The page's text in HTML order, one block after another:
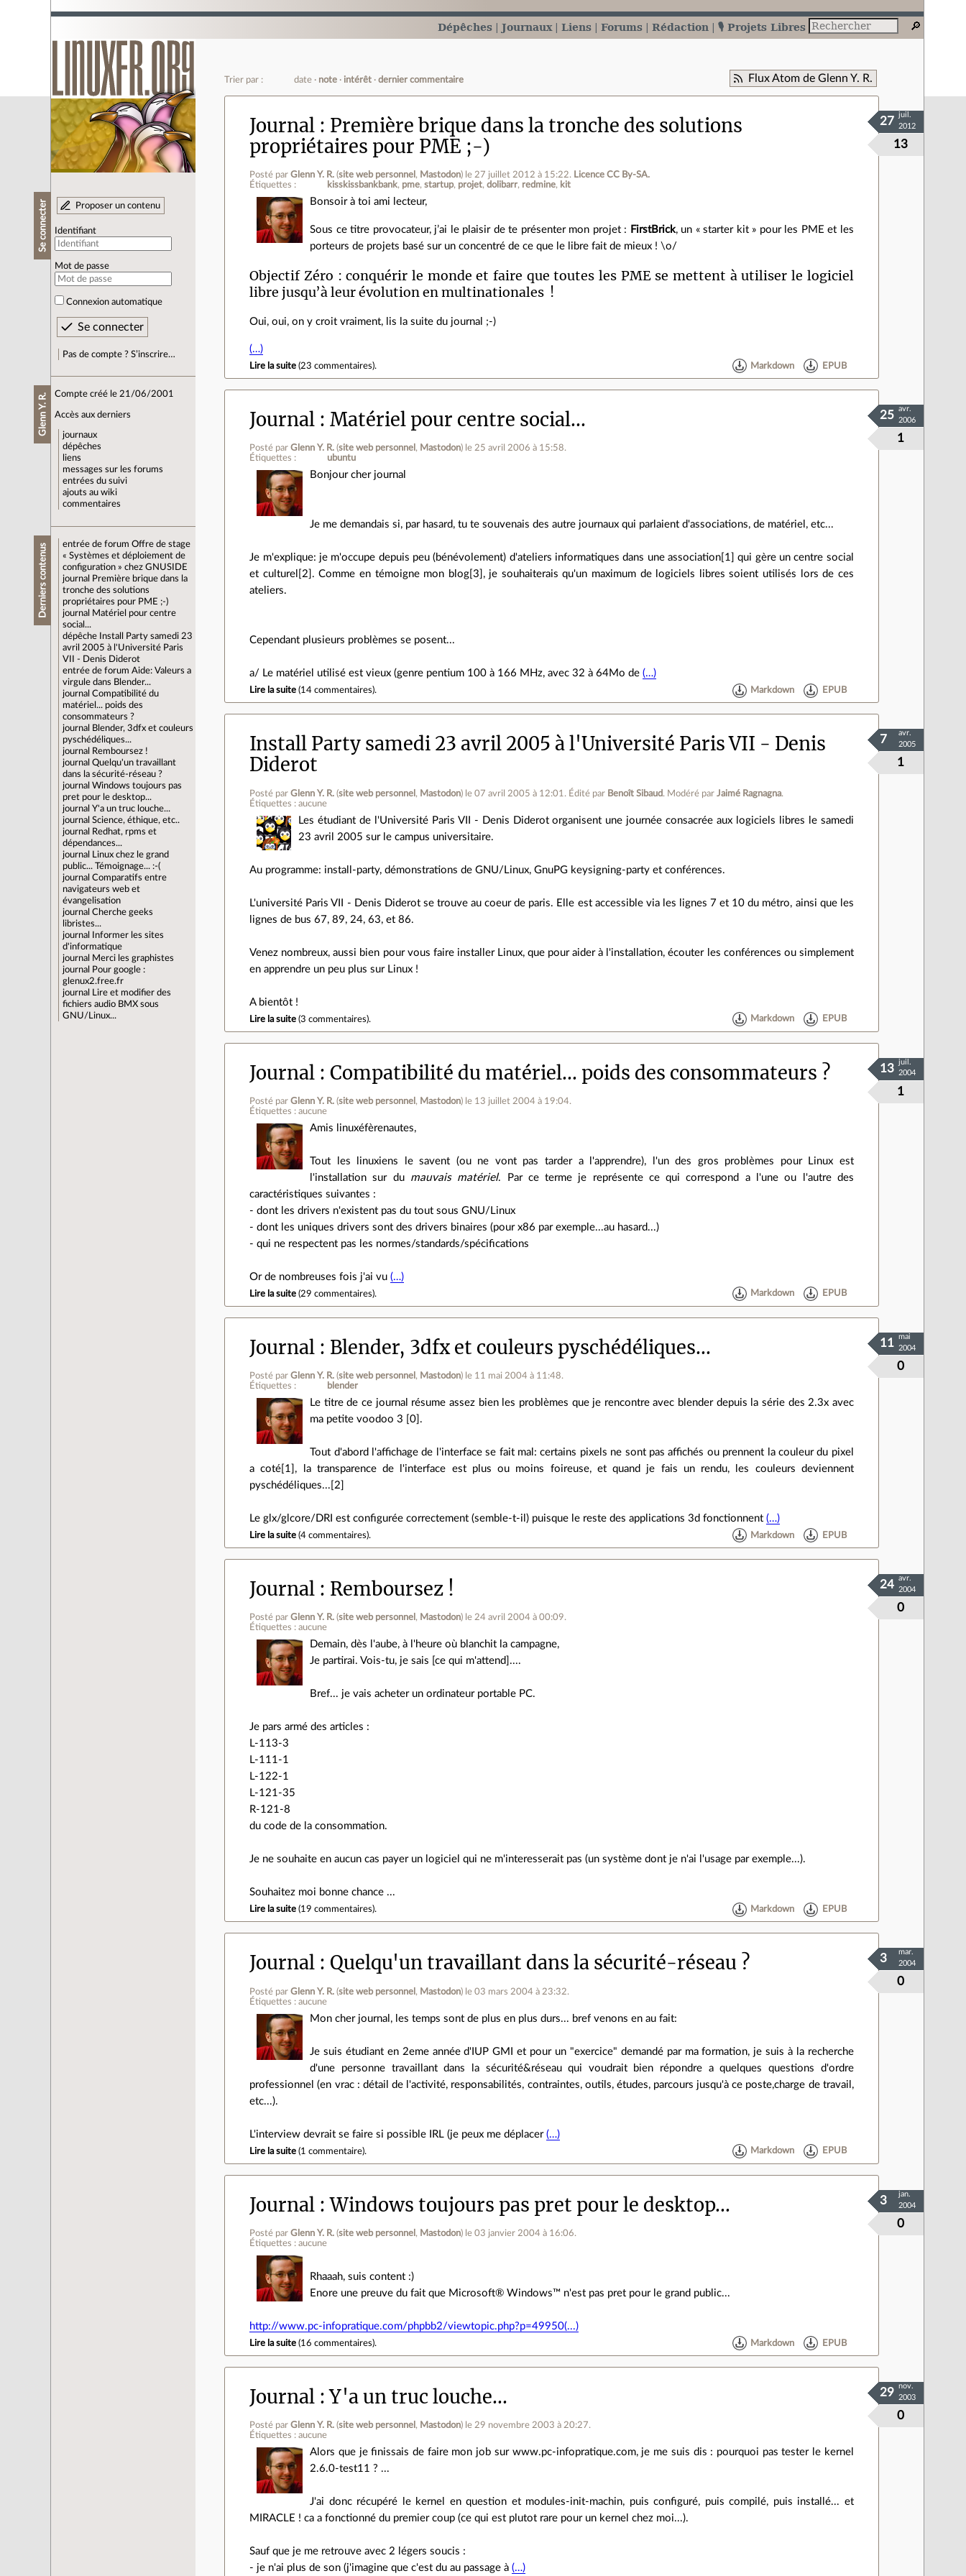
Dépêches Journaux Liens Forums Rédaction 🎙️ Projets Libres
Se connecter Proposer un contenu
Identifiant
Mot de passe
Connexion automatique
Pas de compte ? S’inscrire…
Glenn Y. R. Compte créé le 21/06/2001
Accès aux derniers
journaux
dépêches
liens
messages sur les forums
entrées du suivi
ajouts au wiki
commentaires
Derniers contenus entrée de forum Offre de stage
« Systèmes et déploiement de
configuration » chez GNUSIDE
journal
Première brique dans la
tronche des solutions
propriétaires pour PME ;-)
journal
Matériel pour centre
social...
dépêche
Install Party samedi 23
avril 2005 à l'Université Paris
VII - Denis Diderot
entrée de forum Aide: Valeurs a
virgule dans Blender...
journal Compatibilité du
matériel... poids des
consommateurs ?
journal
Blender, 3dfx et couleurs
pyschédéliques...
journal
Remboursez !
journal Quelqu'un travaillant
dans la sécurité-réseau ?
journal Windows toujours pas
pret pour le desktop...
journal Y'a un truc louche...
journal Science, éthique, etc..
journal
Redhat, rpms et
dépendances...
journal
Linux chez le grand
public... Témoignage... :-(
journal Comparatifs entre
navigateurs web et
évangelisation
journal Cherche geeks
libristes...
journal
Informer les sites
d'informatique
journal
Merci les graphistes
journal
Pour google :
glenux2.free.fr
journal
Lire et modifier des
fichiers audio BMX sous
GNU/Linux...
Flux Atom de Glenn Y. R.
Trier par : date note intérêt dernier commentaire
Journal
Première brique dans la tronche des solutions
propriétaires pour PME ;-)
Posté parGlenn Y. R. (site web personnel , Mastodon) le 27 juillet 2012 à 15:22. Licence CC By‑SA.
Étiquettes :
kisskissbankbank pme startup projet dolibarr redmine kit
13
27
juil.
2012
Bonsoir à toi ami lecteur,
Sous ce titre provocateur, j’ai le plaisir de te présenter mon projet : FirstBrick, un « starter kit » pour les PME et les
porteurs de projets basé sur un concentré de ce que le libre fait de mieux ! \o/
Objectif Zéro : conquérir le monde et faire que toutes les PME se mettent à utiliser le logiciel
libre jusqu’à leur évolution en multinationales !
Oui, oui, on y croit vraiment, lis la suite du journal ;-)
(…)
Lire la suite (23 commentaires). Markdown EPUB
Journal Matériel pour centre social...
Posté parGlenn Y. R. (site web personnel , Mastodon) le 25 avril 2006 à 15:58.
Étiquettes :
ubuntu
1
25
avr.
2006
Bonjour cher journal
Je me demandais si, par hasard, tu te souvenais des autre journaux qui parlaient d'associations, de matériel, etc...
Je m'explique: je m'occupe depuis peu (bénévolement) d'ateliers informatiques dans une association[1] qui gère un centre social
et culturel[2]. Comme en témoigne mon blog[3], je souhaiterais qu'un maximum de logiciels libres soient utilisés lors de ces
ateliers.
Cependant plusieurs problèmes se posent...
a/ Le matériel utilisé est vieux (genre pentium 100 à 166 MHz, avec 32 à 64Mo de(…)
Lire la suite (14 commentaires). Markdown EPUB
Install Party samedi 23 avril 2005 à l'Université Paris VII - Denis
Diderot
Posté parGlenn Y. R. (site web personnel , Mastodon) le 07 avril 2005 à 12:01 . Édité par Benoît Sibaud. Modéré parJaimé Ragnagna.
Étiquettes : aucune
1
7
avr.
2005
Les étudiant de l'Université Paris VII - Denis Diderot organisent une journée consacrée aux logiciels libres le samedi
23 avril 2005 sur le campus universitaire.
Au programme: install-party, démonstrations de GNU/Linux, GnuPG keysigning-party et conférences.
L'université Paris VII - Denis Diderot se trouve au coeur de paris. Elle est accessible via les lignes 7 et 10 du métro, ainsi que les
lignes de bus 67, 89, 24, 63, et 86.
Venez nombreux, aussi bien pour vous faire installer Linux, que pour aider à l'installation, écouter les conférences ou simplement
en apprendre un peu plus sur Linux !
A bientôt !
Lire la suite (3 commentaires). Markdown EPUB
Journal Compatibilité du matériel... poids des consommateurs ?
Posté parGlenn Y. R. (site web personnel , Mastodon) le 13 juillet 2004 à 19:04.
Étiquettes : aucune
1
13
juil.
2004
Amis linuxéfèrenautes,
Tout les linuxiens le savent (ou ne vont pas tarder a l'apprendre), l'un des gros problèmes pour Linux est
l'installation sur du mauvais matériel. Par ce terme je représente ce qui correspond a l'une ou l'autre des
caractéristiques suivantes :
- dont les drivers n'existent pas du tout sous GNU/Linux
- dont les uniques drivers sont des drivers binaires (pour x86 par exemple...au hasard...)
- qui ne respectent pas les normes/standards/spécifications
Or de nombreuses fois j'ai vu(…)
Lire la suite (29 commentaires). Markdown EPUB
Journal Blender, 3dfx et couleurs pyschédéliques...
Posté parGlenn Y. R. (site web personnel , Mastodon) le 11 mai 2004 à 11:48.
Étiquettes :
blender
0
11
mai
2004
Le titre de ce journal résume assez bien les problèmes que je rencontre avec blender depuis la série des 2.3x avec
ma petite voodoo 3 [0].
Tout d'abord l'affichage de l'interface se fait mal: certains pixels ne sont pas affichés ou prennent la couleur du pixel
a coté[1], la transparence de l'interface est plus ou moins foireuse, et quand je fais un rendu, les couleurs deviennent
pyschédéliques...[2]
Le glx/glcore/DRI est configurée correctement (semble-t-il) puisque le reste des applications 3d fonctionnent(…)
Lire la suite (4 commentaires). Markdown EPUB
Journal Remboursez !
Posté parGlenn Y. R. (site web personnel , Mastodon) le 24 avril 2004 à 00:09.
Étiquettes : aucune
0
24
avr.
2004
Demain, dès l'aube, à l'heure où blanchit la campagne,
Je partirai. Vois-tu, je sais [ce qui m'attend]....
Bref... je vais acheter un ordinateur portable PC.
Je pars armé des articles :
L-113-3
L-111-1
L-122-1
L-121-35
R-121-8
du code de la consommation.
Je ne souhaite en aucun cas payer un logiciel qui ne m'interesserait pas (un système dont je n'ai l'usage par exemple...).
Souhaitez moi bonne chance ...
Lire la suite (19 commentaires). Markdown EPUB
Journal Quelqu'un travaillant dans la sécurité-réseau ?
Posté parGlenn Y. R. (site web personnel , Mastodon) le 03 mars 2004 à 23:32.
Étiquettes : aucune
0
3
mar.
2004
Mon cher journal, les temps sont de plus en plus durs... bref venons en au fait:
Je suis étudiant en 2eme année d'IUP GMI et pour un "exercice" demandé par ma formation, je suis à la recherche
d'une personne travaillant dans la sécurité&réseau qui voudrait bien répondre a quelques questions d'ordre
professionnel (en vrac : détail de l'activité, responsabilités, contraintes, outils, études, parcours jusqu'à ce poste,charge de travail,
etc...).
L'interview devrait se faire si possible IRL (je peux me déplacer(…)
Lire la suite (1 commentaire). Markdown EPUB
Journal Windows toujours pas pret pour le desktop...
Posté parGlenn Y. R. (site web personnel , Mastodon) le 03 janvier 2004 à 16:06.
Étiquettes : aucune
0
3
jan.
2004
Rhaaah, suis content :)
Enore une preuve du fait que Microsoft® Windows™ n'est pas pret pour le grand public...
http://www.pc-infopratique.com/phpbb2/viewtopic.php?p=49950(...)
Lire la suite (16 commentaires). Markdown EPUB
Journal Y'a un truc louche...
Posté parGlenn Y. R. (site web personnel , Mastodon) le 29 novembre 2003 à 20:27.
Étiquettes : aucune
0
29
nov.
2003
Alors que je finissais de faire mon job sur www.pc-infopratique.com, je me suis dis : pourquoi pas tester le kernel
2.6.0-test11 ? ...
J'ai donc récupéré le kernel en question et modules-init-machin, puis configuré, puis compilé, puis installé... et
MIRACLE ! ca a fonctionné du premier coup (ce qui est plutot rare pour un kernel chez moi...).
Sauf que je me retrouve avec 2 légers soucis :
- je n'ai plus de son (j'imagine que c'est du au passage à(…)